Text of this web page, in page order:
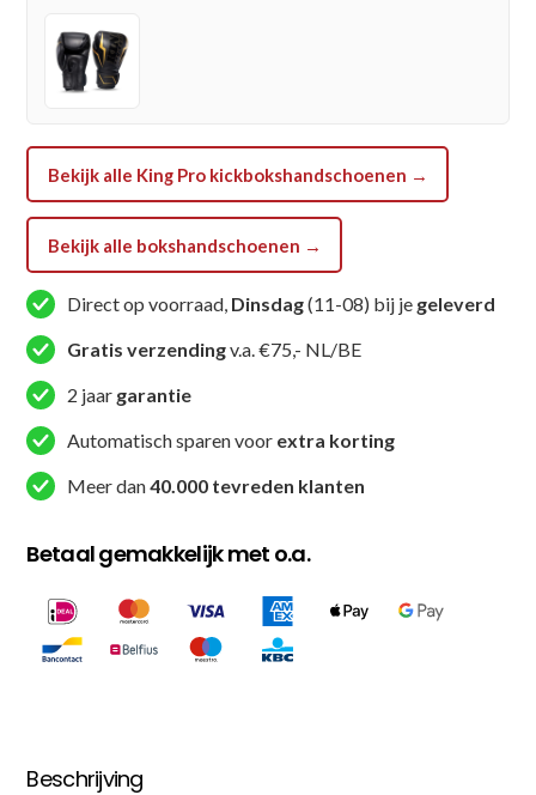
(KPB
THOR
aantal
Bekijk alle King Pro kickbokshandschoenen →
Bekijk alle bokshandschoenen →
Direct op voorraad, Dinsdag(11-08) bij je geleverd
Gratis verzendingv.a. €75,- NL/BE
2 jaar garantie
Automatisch sparen voor extra korting
Meer dan40.000 tevreden klanten
Betaal gemakkelijk met o.a.
Beschrijving